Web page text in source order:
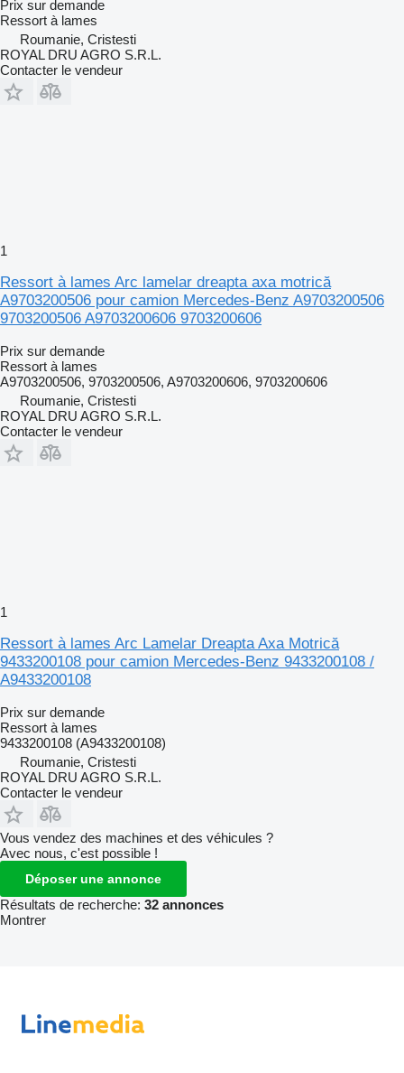
Prix sur demande
Ressort à lames
Roumanie, Cristesti
ROYAL DRU AGRO S.R.L.
Contacter le vendeur
1
Ressort à lames Arc lamelar dreapta axa motrică
A9703200506 pour camion Mercedes-Benz A9703200506
9703200506 A9703200606 9703200606
Prix sur demande
Ressort à lames
A9703200506, 9703200506, A9703200606, 9703200606
Roumanie, Cristesti
ROYAL DRU AGRO S.R.L.
Contacter le vendeur
1
Ressort à lames Arc Lamelar Dreapta Axa Motrică
9433200108 pour camion Mercedes-Benz 9433200108 /
A9433200108
Prix sur demande
Ressort à lames
9433200108 (A9433200108)
Roumanie, Cristesti
ROYAL DRU AGRO S.R.L.
Contacter le vendeur
Vous vendez des machines et des véhicules ?
Avec nous, c'est possible !
Déposer une annonce
Résultats de recherche: 32 annonces
Montrer